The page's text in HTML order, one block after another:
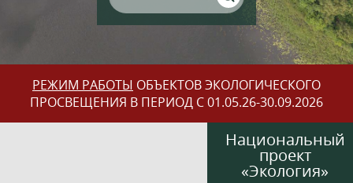
РЕЖИМ РАБОТЫ ОБЪЕКТОВ ЭКОЛОГИЧЕСКОГО
ПРОСВЕЩЕНИЯ В ПЕРИОД С 01.05.26-30.09.2026
Национальный
проект
«Экология»